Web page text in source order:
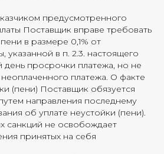
предусмотренного
Поставщик вправе требовать
в размере 0,1% от
указанной в п. 2.3. настоящего
день просрочки платежа, но не
платежа. О факте
(пени) Поставщик обязуется
направления последнему
об уплате неустойки (пени).
санкций не освобождает
принятых на себя